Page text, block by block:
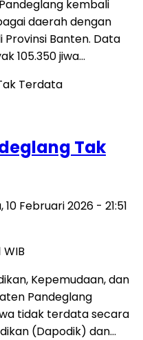
kembali
daerah dengan
Banten. Data
105.350 jiwa…
Tak
10 Februari 2026 - 21:51
WIB
Kepemudaan, dan
Pandeglang
tidak terdata secara
(Dapodik) dan…